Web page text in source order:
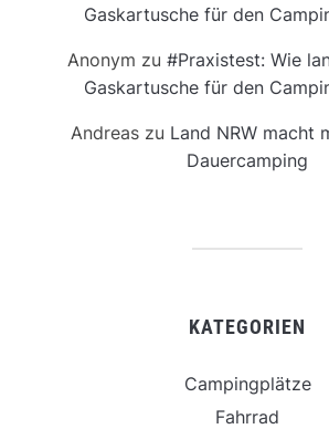
Gaskartusche für den
Anonym zu #Praxistest: Wie
Gaskartusche für den
Andreas zu Land NRW macht
Dauercamping
KATEGORIEN
Campingplätze
Fahrrad